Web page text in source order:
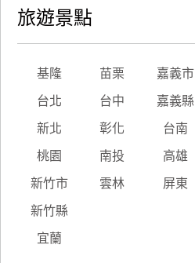
旅遊景點
基隆 苗栗 嘉義市
台北 台中 嘉義縣
新北 彰化 台南
桃園 南投 高雄
新竹市 雲林 屏東
新竹縣
宜蘭